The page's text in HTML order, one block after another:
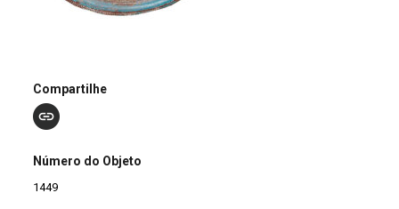
Compartilhe
Número do Objeto
1449